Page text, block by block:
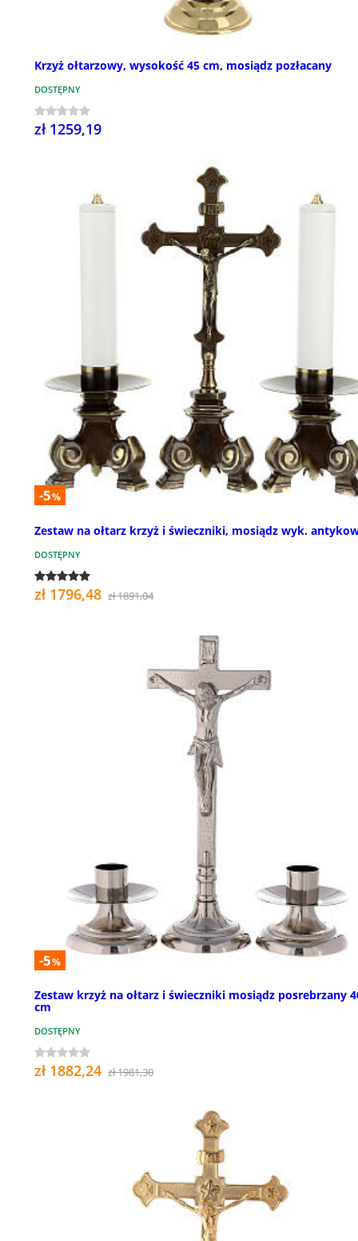
Krzyż ołtarzowy, wysokość 45 cm, mosiądz pozłacany
DOSTĘPNY
zł 1259,19
-5%
Zestaw na ołtarz krzyż i świeczniki, mosiądz wyk.
DOSTĘPNY
zł 1796,48 zł 1891,04
-5%
Zestaw krzyż na ołtarz i świeczniki mosiądz posrebrzany
cm
DOSTĘPNY
zł 1882,24 zł 1981,30